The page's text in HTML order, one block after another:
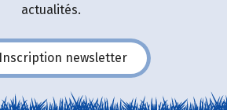
actualités.
Inscription newsletter